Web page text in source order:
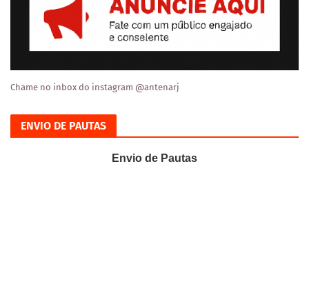
Chame no inbox do instagram @antenarj
ENVIO DE PAUTAS
Envio de Pautas